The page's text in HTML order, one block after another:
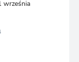
września